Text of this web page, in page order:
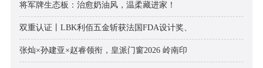
将军牌生态板：治愈奶油风，温柔藏进家！
双重认证丨LBK利佰五金斩获法国FDA设计奖、
张灿×孙建亚×赵睿领衔，皇派门窗2026 岭南印